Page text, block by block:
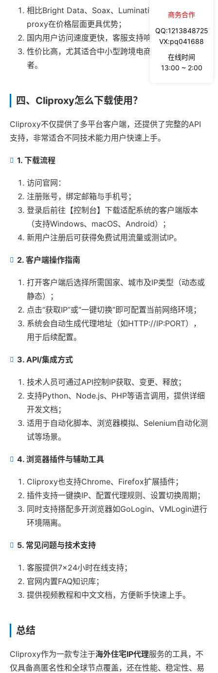
相比Bright Data、Soax、Luminati等国际品牌，Cli
proxy在价格层面更具优势；
国内用户访问速度更快，客服支持响应更迅速；
性价比高，尤其适合中小型跨境电商卖家及独立开发
者。
四、Cliproxy怎么下载使用？
Cliproxy不仅提供了多平台客户端，还提供了完整的API
支持，非常适合不同技术能力用户快速上手。
1. 下载流程
访问官网：
注册账号，绑定邮箱与手机号；
登录后前往【控制台】下载适配系统的客户端版本
（支持Windows、macOS、Android）；
新用户注册后可获得免费试用流量或测试IP。
2. 客户端操作指南
打开客户端后选择所需国家、城市及IP类型（动态或
静态）；
点击“获取IP”或“一键切换”即可配置当前网络环境；
系统会自动生成代理地址（如HTTP://IP:PORT），
用于后续配置。
3. API/集成方式
技术人员可通过API控制IP获取、变更、释放；
支持Python、Node.js、PHP等语言调用，提供详细
开发文档；
适用于自动化脚本、浏览器模拟、Selenium自动化测
试等场景。
4. 浏览器插件与辅助工具
Cliproxy也支持Chrome、Firefox扩展插件；
插件支持一键换IP、配置代理规则、设置切换周期；
同时支持搭配多开浏览器如GoLogin、VMLogin进行
环境隔离。
5. 常见问题与技术支持
客服提供7×24小时在线支持；
官网内置FAQ知识库；
提供视频教程和中文文档，方便新手快速上手。
总结
Cliproxy作为一款专注于海外住宅IP代理服务的工具，不
仅具备高匿名性和全球节点覆盖，还在性能、稳定性、易
商务合作
QQ:1213848725
VX:pq041688
在线时间
13:00 ~ 2:00